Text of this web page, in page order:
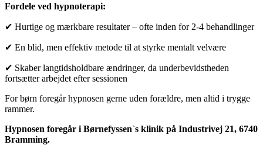
Fordele ved hypnoterapi:
✔ Hurtige og mærkbare resultater – ofte inden for 2-4 behandlinger
✔ En blid, men effektiv metode til at styrke mentalt velvære
✔ Skaber langtidsholdbare ændringer, da underbevidstheden
fortsætter arbejdet efter sessionen
For børn foregår hypnosen gerne uden forældre, men altid i trygge
rammer.
Hypnosen foregår i Børnefyssen`s klinik på Industrivej 21, 6740
Bramming.